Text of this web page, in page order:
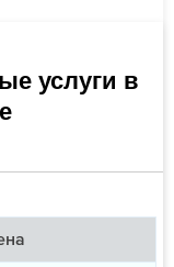
услуги в